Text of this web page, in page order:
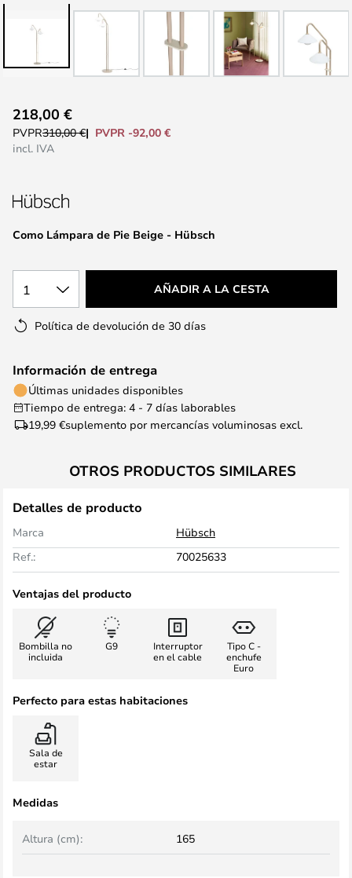
comienzo
galería
imágenes
Como Lámpara de Pie Beige - Hübsch
218,00 €
PVPR310,00 €
PVPR -92,00 €
incl. IVA
1 AÑADIR A LA CESTA
Política de devolución de 30 días
Información de entrega
Últimas unidades disponibles
Tiempo de entrega: 4 - 7 días laborables
19,99 €suplemento por mercancías voluminosas excl.
OTROS PRODUCTOS SIMILARES
Detalles de producto
Marca
Hübsch
Ref.:
70025633
Ventajas del producto
Bombilla no
incluida
G9
Interruptor
en el cable
Tipo C -
enchufe
Euro
Perfecto para estas habitaciones
Sala de
estar
Medidas
Altura (cm): 165